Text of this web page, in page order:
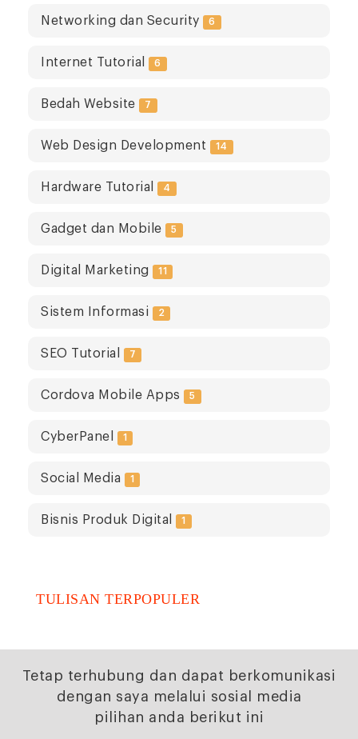
Networking dan Security 6
Internet Tutorial 6
Bedah Website 7
Web Design Development 14
Hardware Tutorial 4
Gadget dan Mobile 5
Digital Marketing 11
Sistem Informasi 2
SEO Tutorial 7
Cordova Mobile Apps 5
CyberPanel 1
Social Media 1
Bisnis Produk Digital 1
TULISAN TERPOPULER
Tetap terhubung dan dapat berkomunikasi
dengan saya melalui sosial media
pilihan anda berikut ini